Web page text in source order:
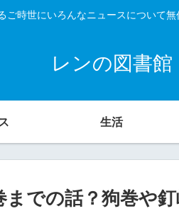
ご時世にいろんなニュースについて
レンの図書館
生活
での話？狗巻や